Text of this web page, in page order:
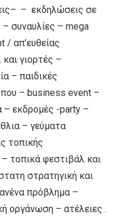
– εκδηλώσεις σε
συναυλίες – mega
/ απ’ευθείας
γιορτές –
– παιδικές
– business event –
– εκδρομές -party –
– γεύματα
τοπικής
τοπικά φεστιβάλ και
στρατηγική και
πρόβλημα –
οργάνωση – ατέλειες .